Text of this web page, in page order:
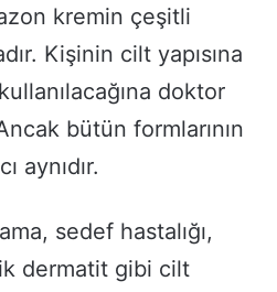
kremin çeşitli
Kişinin cilt yapısına
doktor
bütün formlarının
aynıdır.
sedef hastalığı,
dermatit gibi cilt